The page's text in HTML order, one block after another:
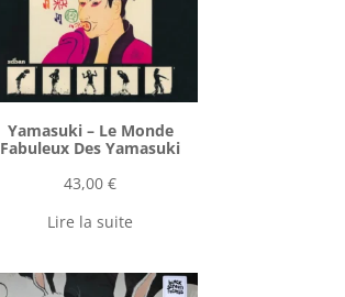
Yamasuki ‎– Le Monde
Fabuleux Des Yamasuki
43,00€
Lire la suite